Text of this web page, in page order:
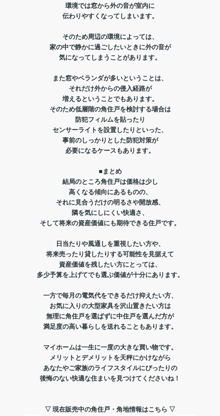
環境では窓から外の音が室内に
伝わりやすくなってしまいます。
そのため周辺の環境によっては、
家の中で静かに過ごしたいときに外の音が
気になってしまうことがあります。
また窓やベランダが多いということは、
それだけ外からの侵入経路が
増えるということでもあります。
そのため低層階の角住戸を検討する場合は
防犯フィルムを貼ったり
センサーライトを設置したりといった、
事前のしっかりとした防犯対策が
必要になるケースもあります。
■まとめ
結局のところ角住戸は価格は少し
高くなる傾向にあるものの、
それに見合うだけの明るさや開放感、
隣を気にしにくい快適さ、
そして将来の資産価値にも期待できる住戸です。
日当たりや風通しを重視したい方や、
将来売ったり貸したりする可能性を見据えて
資産価値を残したい方にとっては、
多少予算を上げてでも選ぶ価値が十分にあります。
一方で毎月の電気代をできるだけ抑えたい方、
お気に入りの大型家具を沢山置きたい方は
無理に角住戸を選ばずに中住戸を選んだ方が
満足度の高い暮らしを送れることもあります。
マイホームは一生に一度の大きな買い物です。
メリットとデメリットを天秤にかけながら
あなたやご家族のライフスタイルにぴったりの
後悔のない快適な住まいを見つけてくださいね！
▽ 現在販売中の角住戸・角地情報はこちら ▽